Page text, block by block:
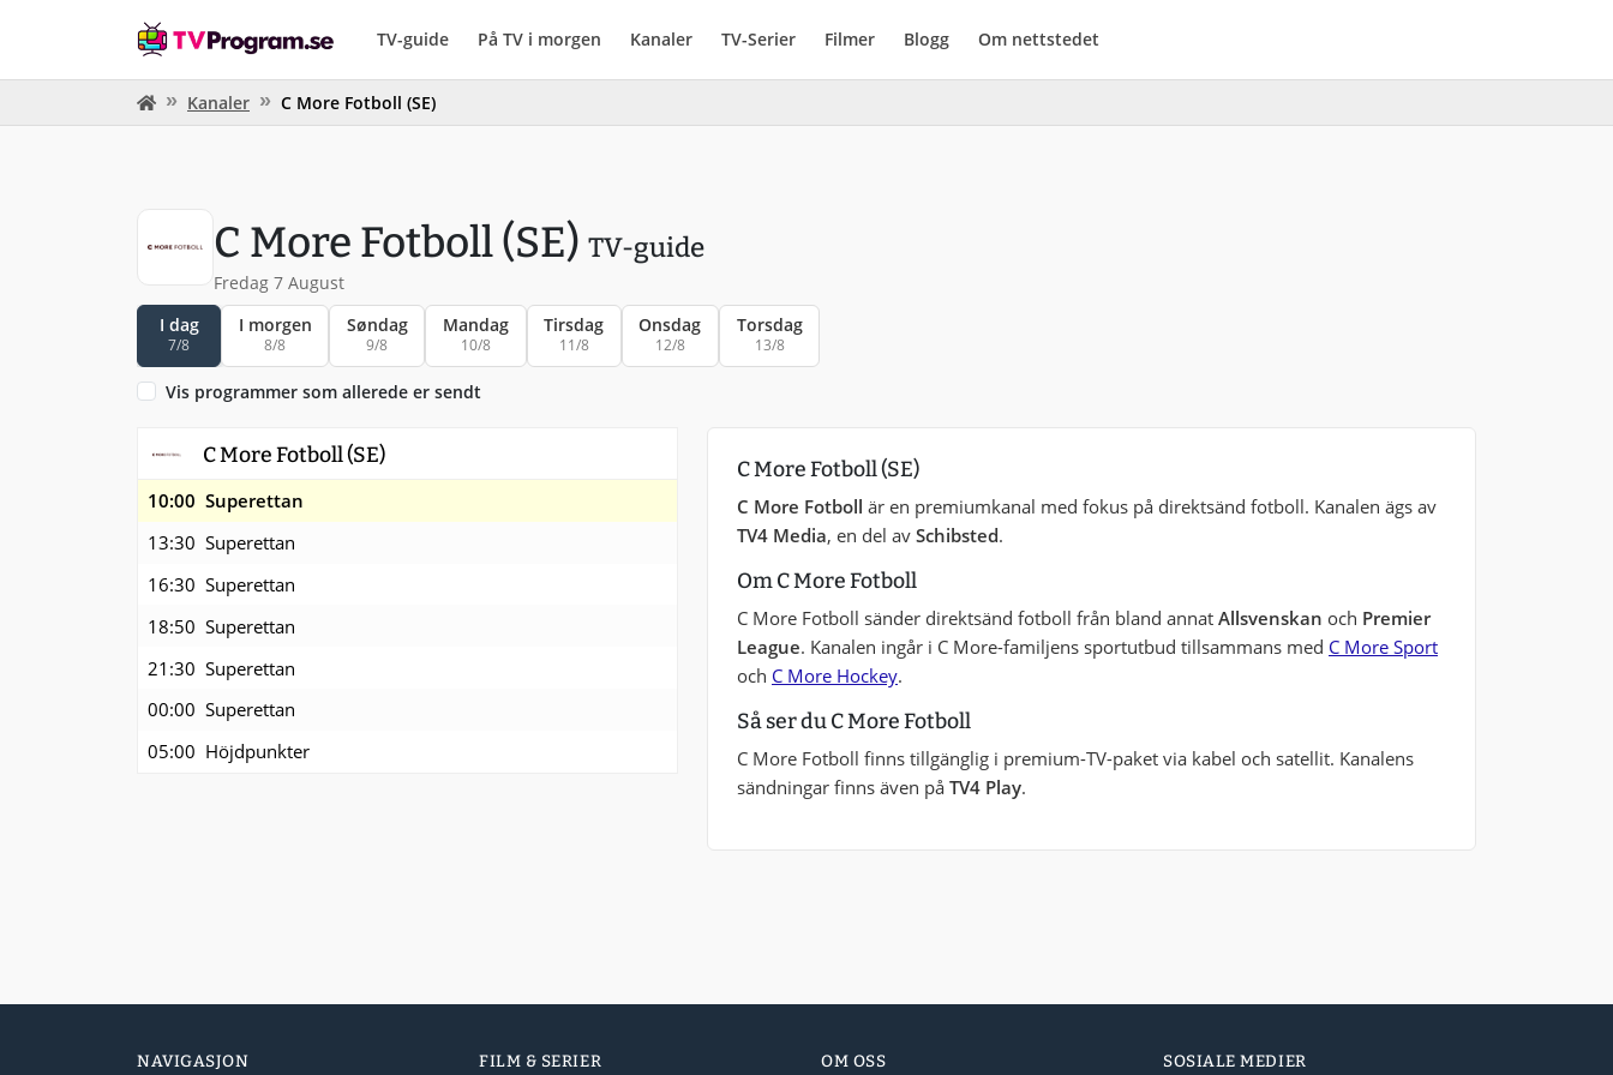
TV-guide På TV i morgen Kanaler TV-Serier Filmer Blogg Om nettstedet
Kanaler C More Fotboll (SE)
C More Fotboll (SE) TV-guide
Fredag 7 August
I dag
7/8
I morgen
8/8
Søndag
9/8
Mandag
10/8
Tirsdag
11/8
Onsdag
12/8
Torsdag
13/8
Vis programmer som allerede er sendt
C More Fotboll (SE)
10:00 Superettan
13:30 Superettan
16:30 Superettan
18:50 Superettan
21:30 Superettan
00:00 Superettan
05:00 Höjdpunkter
C More Fotboll (SE)
C More Fotboll är en premiumkanal med fokus på direktsänd fotboll. Kanalen ägs av
TV4 Media, en del av Schibsted.
Om C More Fotboll
C More Fotboll sänder direktsänd fotboll från bland annat Allsvenskan och Premier
League. Kanalen ingår i C More-familjens sportutbud tillsammans med C More Sport
och C More Hockey.
Så ser du C More Fotboll
C More Fotboll finns tillgänglig i premium-TV-paket via kabel och satellit. Kanalens
sändningar finns även på TV4 Play.
NAVIGASJON FILM & SERIER OM OSS SOSIALE MEDIER